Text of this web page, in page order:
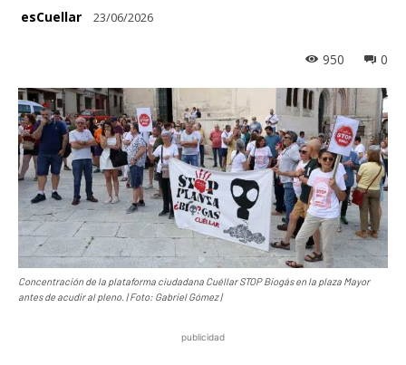
esCuellar 23/06/2026
0
950
Concentración de la plataforma ciudadana Cuéllar STOP Biogás en la plaza Mayor
antes de acudir al pleno. | Foto: Gabriel Gómez |
publicidad